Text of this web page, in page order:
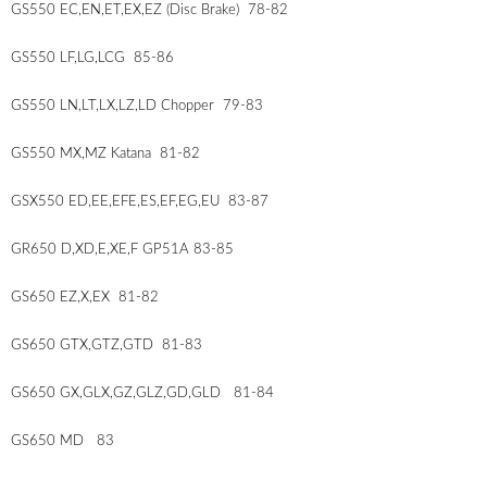
GS550 EC,EN,ET,EX,EZ (Disc Brake) 78-82
GS550 LF,LG,LCG 85-86
GS550 LN,LT,LX,LZ,LD Chopper 79-83
GS550 MX,MZ Katana 81-82
GSX550 ED,EE,EFE,ES,EF,EG,EU 83-87
GR650 D,XD,E,XE,F GP51A 83-85
GS650 EZ,X,EX 81-82
GS650 GTX,GTZ,GTD 81-83
GS650 GX,GLX,GZ,GLZ,GD,GLD 81-84
GS650 MD 83